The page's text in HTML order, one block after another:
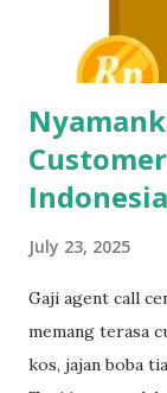
remote,
data entry.
July 23, 2025
Gaji agent call
memang terasa
kos, jajan boba